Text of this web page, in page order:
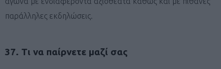
παράλληλες εκδηλώσεις.
37. Τι να παίρνετε μαζί σας